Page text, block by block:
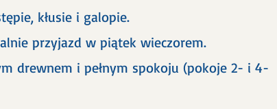
kłusie i galopie.
przyjazd w piątek wieczorem.
drewnem i pełnym spokoju (pokoje 2- i 4-